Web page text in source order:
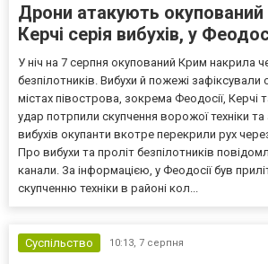
Дрони атакують
Керчі серія вибухів, у
У ніч на 7 серпня окупований Крим накрила
безпілотників. Вибухи й пожежі зафіксували
містах півострова, зокрема Феодосії, Керчі
удар потрпили скупчення ворожої техніки
вибухів окупанти вкотре перекрили рух
Про вибухи та проліт безпілотників
канали. За інформацією, у Феодосії був
скупченню техніки в районі кол...
Суспільство 10:13, 7 серпня